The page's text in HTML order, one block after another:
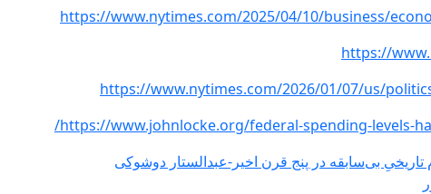
https://www.nytimes.com/2025/04/10/business/
https://
https://www.nytimes.com/2026/01/07/us/
https://www.johnlocke.org/federal-spending-levels-
بی‌سابقه در پنج قرن اخیر-عبدالستار دوشوکی